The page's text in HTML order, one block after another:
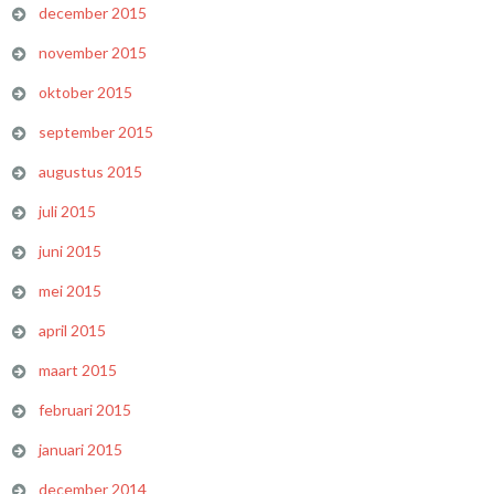
december 2015
november 2015
oktober 2015
september 2015
augustus 2015
juli 2015
juni 2015
mei 2015
april 2015
maart 2015
februari 2015
januari 2015
december 2014